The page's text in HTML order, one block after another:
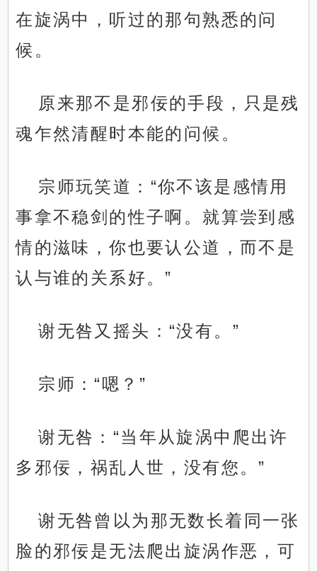
在旋涡中，听过的那句熟悉的问
候。
原来那不是邪佞的手段，只是残
魂乍然清醒时本能的问候。
宗师玩笑道：“你不该是感情用
事拿不稳剑的性子啊。就算尝到感
情的滋味，你也要认公道，而不是
认与谁的关系好。”
谢无咎又摇头：“没有。”
宗师：“嗯？”
谢无咎：“当年从旋涡中爬出许
多邪佞，祸乱人世，没有您。”
谢无咎曾以为那无数长着同一张
脸的邪佞是无法爬出旋涡作恶，可